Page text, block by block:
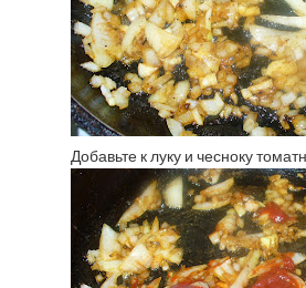
Добавьте к луку и чесноку